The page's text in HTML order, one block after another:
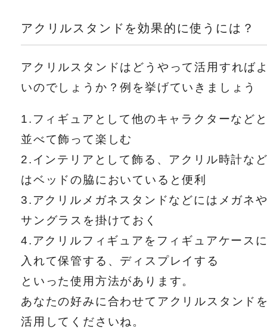
アクリルスタンドを効果的に使うには？
アクリルスタンドはどうやって活用すれば
いのでしょうか？例を挙げていきましょう
1.フィギュアとして他のキャラクターなど
並べて飾って楽しむ
2.インテリアとして飾る、アクリル時計な
はベッドの脇においていると便利
3.アクリルメガネスタンドなどにはメガネ
サングラスを掛けておく
4.アクリルフィギュアをフィギュアケース
入れて保管する、ディスプレイする
といった使用方法があります。
あなたの好みに合わせてアクリルスタンド
活用してくださいね。